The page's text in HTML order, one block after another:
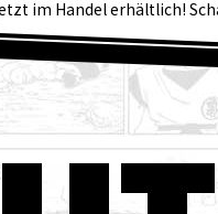
im Handel erhältlich!
Bonusinhalte an!
aus Dragon Ball
-Serie an!
Packs jetzt im Angebot!